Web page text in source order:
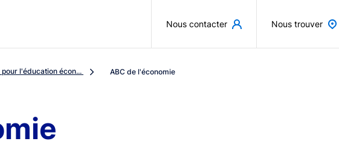
Nous contacter Nous trouver
l'éducation écon... ABC de l'économie